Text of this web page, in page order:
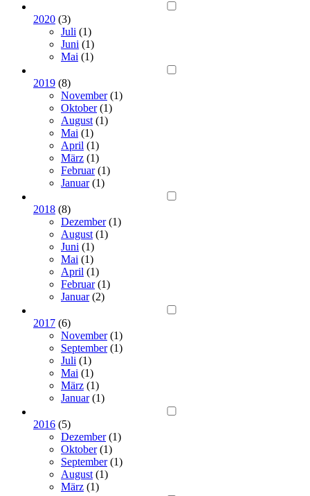
2020 (3)
Juli (1)
Juni (1)
Mai (1)
2019 (8)
November(1)
Oktober(1)
August (1)
Mai (1)
April (1)
März (1)
Februar(1)
Januar(1)
2018 (8)
Dezember(1)
August (1)
Juni (1)
Mai (1)
April (1)
Februar(1)
Januar(2)
2017 (6)
November(1)
September(1)
Juli (1)
Mai (1)
März (1)
Januar(1)
2016 (5)
Dezember(1)
Oktober(1)
September(1)
August (1)
März (1)